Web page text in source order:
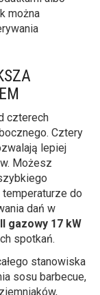
można
czterech
Cztery
lepiej
Możesz
do
dań w
gazowy 17 kW
spotkań.
stanowiska
sosu barbecue,